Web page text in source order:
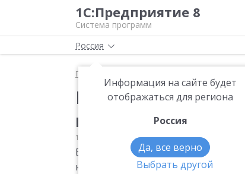
1С:Предприятие 8
Система программ
Россия
Информация на сайте будет
отображаться для региона
Россия
Да, все верно
Выбрать другой
Главная
Изменения в
налога
13.01.2016 Имущественные налоги
Если транспортное средство снято
новый собственник.Федеральный